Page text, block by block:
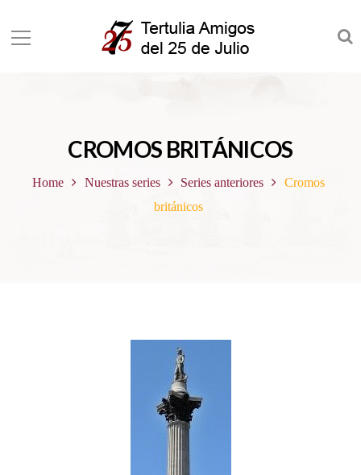
CROMOS BRITÁNICOS
Home Nuestras series Series anteriores
Cromos
británicos